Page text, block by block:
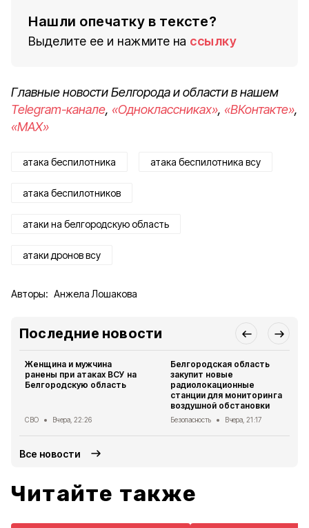
Нашли опечатку в тексте?
Выделите ее и нажмите на ссылку
Главные новости Белгорода и области в нашем
Telegram-канале, «Одноклассниках», «ВКонтакте»,
«MAX»
атака беспилотника атака беспилотника всу
атака беспилотников
атаки на белгородскую область
атаки дронов всу
Авторы: Анжела Лошакова
Последние новости
Женщина и мужчина
ранены при атаках ВСУ на
Белгородскую область
СВО Вчера, 22:26
Белгородская область
закупит новые
радиолокационные
станции для мониторинга
воздушной обстановки
Безопасность Вчера, 21:17
Все новости
Читайте также